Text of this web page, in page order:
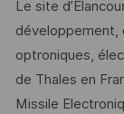
Le site
développement,
optroniques,
de Thales en
Missile